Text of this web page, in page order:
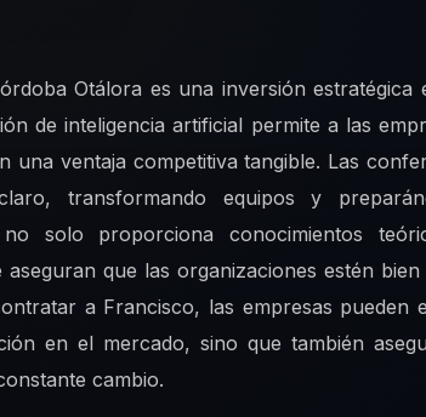
Otálora es una inversión
de inteligencia artificial permite a las
una ventaja competitiva tangible. Las
transformando equipos y
no solo proporciona conocimientos
aseguran que las organizaciones estén
a Francisco, las empresas pueden
en el mercado, sino que también
cambio.